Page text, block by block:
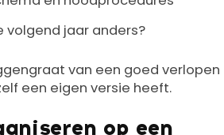
volgend jaar anders?
van een goed verlopen
een eigen versie heeft.
op een